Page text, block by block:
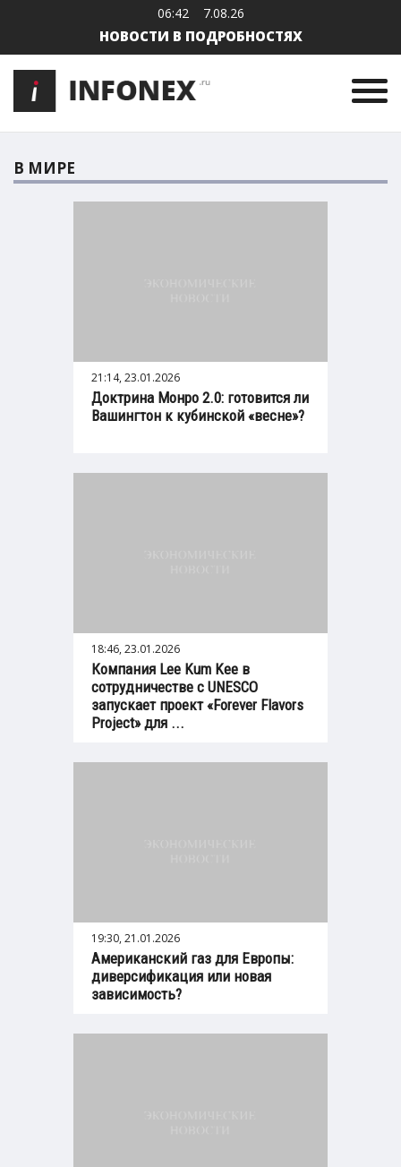
06:42 7.08.26
НОВОСТИ В ПОДРОБНОСТЯХ
В МИРЕ
21:14, 23.01.2026
Доктрина Монро 2.0: готовится ли
Вашингтон к кубинской «весне»?
18:46, 23.01.2026
Компания Lee Kum Kee в
сотрудничестве с UNESCO
запускает проект «Forever Flavors
Project» для ...
19:30, 21.01.2026
Американский газ для Европы:
диверсификация или новая
зависимость?